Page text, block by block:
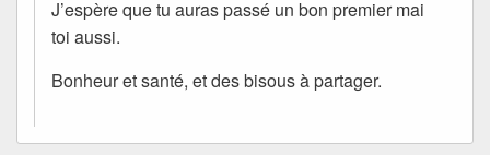
J’espère que tu auras passé un bon premier mai
toi aussi.
Bonheur et santé, et des bisous à partager.